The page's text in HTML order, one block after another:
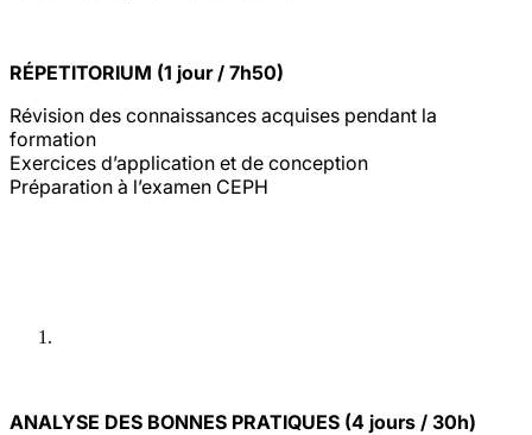
RÉPETITORIUM (1 jour / 7h50)
Révision des connaissances acquises pendant la
formation
Exercices d’application et de conception
Préparation à l’examen CEPH
ANALYSE DES BONNES PRATIQUES (4 jours / 30h)